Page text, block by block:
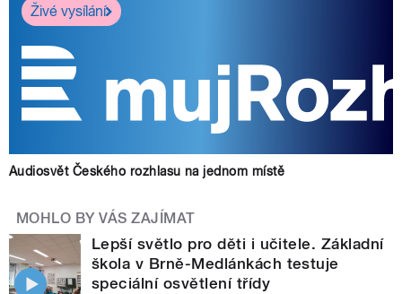
Živé vysílání
Audiosvět Českého rozhlasu na jednom místě
MOHLO BY VÁS ZAJÍMAT
Lepší světlo pro děti i učitele. Základní
škola v Brně-Medlánkách testuje
speciální osvětlení třídy